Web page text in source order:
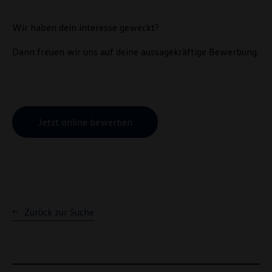
Wir haben dein interesse geweckt?
Dann freuen wir uns auf deine aussagekräftige Bewerbung.
Jetzt online bewerben
Zurück zur Suche